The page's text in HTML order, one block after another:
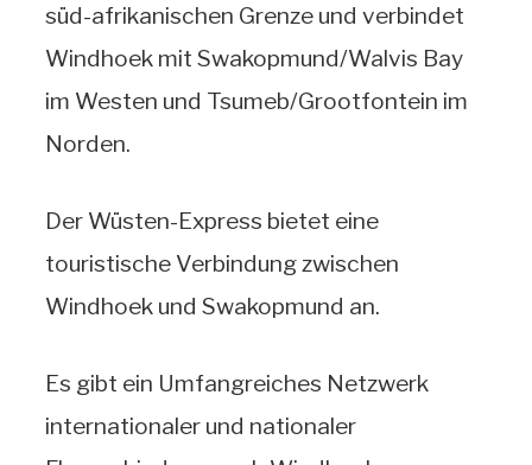
süd-afrikanischen Grenze und verbindet
Windhoek mit Swakopmund/Walvis Bay
im Westen und Tsumeb/Grootfontein im
Norden.
Der Wüsten-Express bietet eine
touristische Verbindung zwischen
Windhoek und Swakopmund an.
Es gibt ein Umfangreiches Netzwerk
internationaler und nationaler